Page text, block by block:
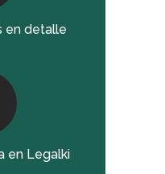
en detalle
en Legalki